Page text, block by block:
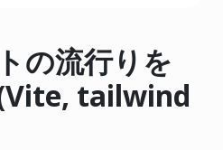
の流行りを
tailwind